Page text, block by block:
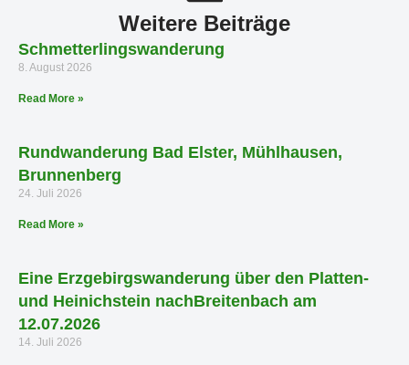
Weitere Beiträge
Schmetterlingswanderung
8. August 2026
Read More »
Rundwanderung Bad Elster, Mühlhausen,
Brunnenberg
24. Juli 2026
Read More »
Eine Erzgebirgswanderung über den Platten-
und Heinichstein nachBreitenbach am
12.07.2026
14. Juli 2026